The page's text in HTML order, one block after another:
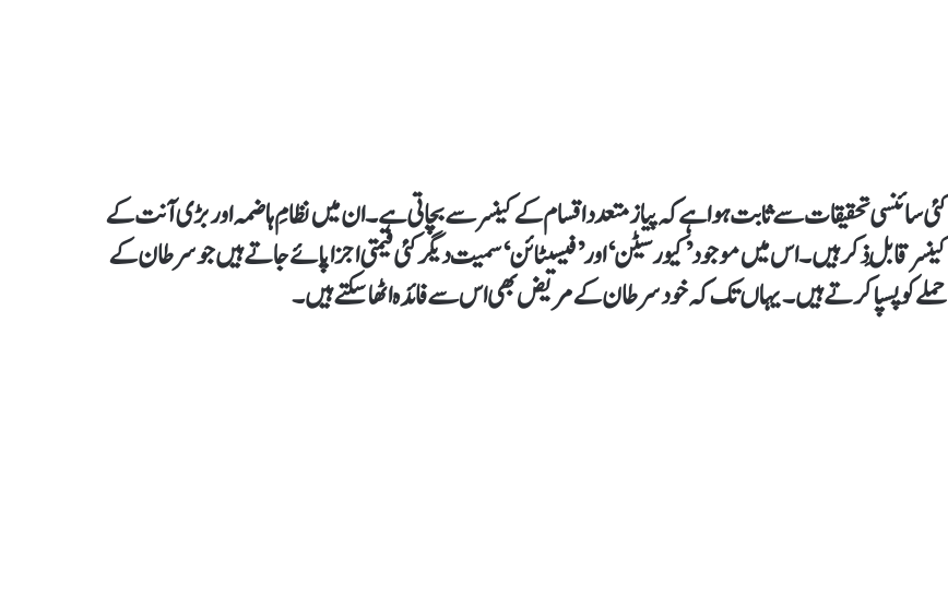
کئی سائنسی تحقیقات سے ثابت ہوا ہے کہ پیاز متعدد اقسام کے کینسر سے بچاتی ہے۔ ان میں نظامِ ہاضمہ اور بڑی آنت کے
کینسر قابلِ ذکر ہیں۔ اس میں موجود ’کیورسیٹن‘ اور ’فیسیٹائن‘ سمیت دیگر کئی قیمتی اجزا پائے جاتے ہیں جو سرطان کے
حملے کو پسپا کرتے ہیں۔ یہاں تک کہ خود سرطان کے مریض بھی اس سے فائدہ اٹھاسکتے ہیں۔